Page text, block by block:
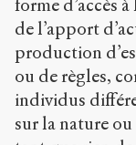
forme d’accès
de l’apport
production
ou de règles,
individus
sur la nature